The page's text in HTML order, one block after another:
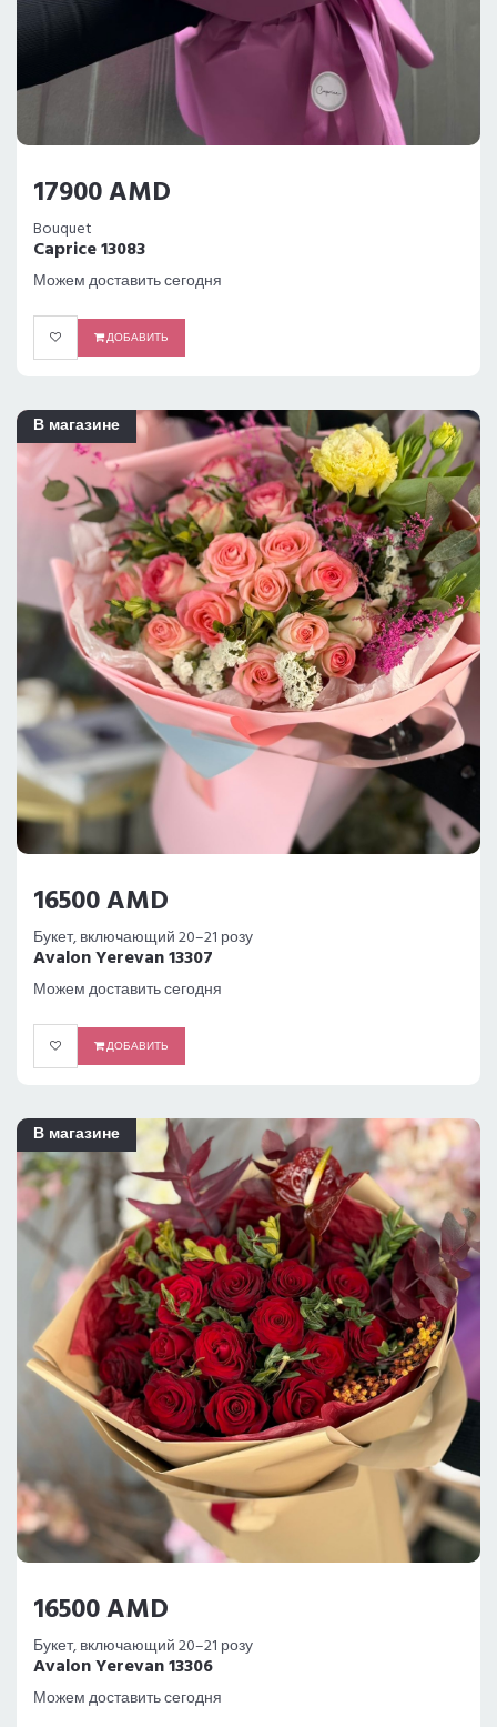
17900 AMD
Bouquet
Caprice 13083
Можем доставить сегодня
ДОБАВИТЬ
В магазине
16500 AMD
Букет, включающий 20–21 розу
Avalon Yerevan 13307
Можем доставить сегодня
ДОБАВИТЬ
В магазине
16500 AMD
Букет, включающий 20–21 розу
Avalon Yerevan 13306
Можем доставить сегодня